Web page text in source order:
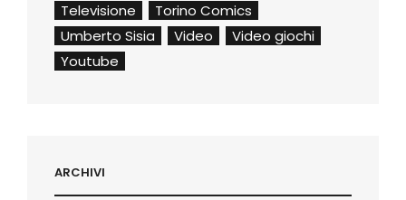
Televisione
Torino Comics
Umberto Sisia
Video
Video giochi
Youtube
ARCHIVI